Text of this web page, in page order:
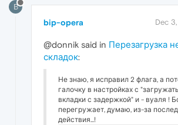
B
bip-opera Dec
@donnik said in Перезагрузка
складок:
Не знаю, я исправил 2 флага, а
галочку в настройках с
вкладки с задержкой" и - вуаля !
перегружает, думаю, из-за
действия...!